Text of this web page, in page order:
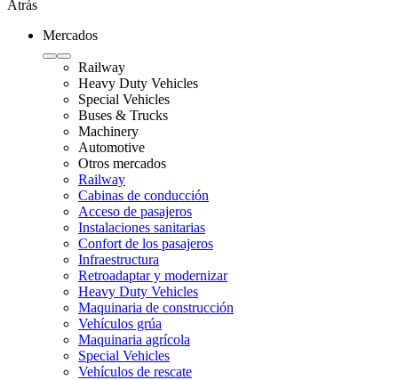
Atrás
Mercados
Railway
Heavy Duty Vehicles
Special Vehicles
Buses & Trucks
Machinery
Automotive
Otros mercados
Railway
Cabinas de conducción
Acceso de pasajeros
Instalaciones sanitarias
Confort de los pasajeros
Infraestructura
Retroadaptar y modernizar
Heavy Duty Vehicles
Maquinaria de construcción
Vehículos grúa
Maquinaria agrícola
Special Vehicles
Vehículos de rescate